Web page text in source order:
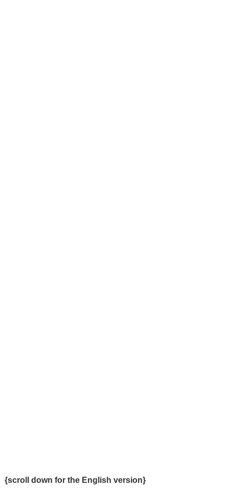
{scroll down for the English version}